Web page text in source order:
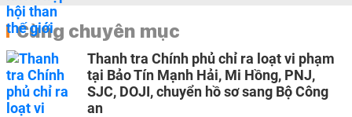
Cùng chuyên mục
Thanh tra Chính phủ chỉ ra loạt vi phạm
tại Bảo Tín Mạnh Hải, Mi Hồng, PNJ,
SJC, DOJI, chuyển hồ sơ sang Bộ Công
an